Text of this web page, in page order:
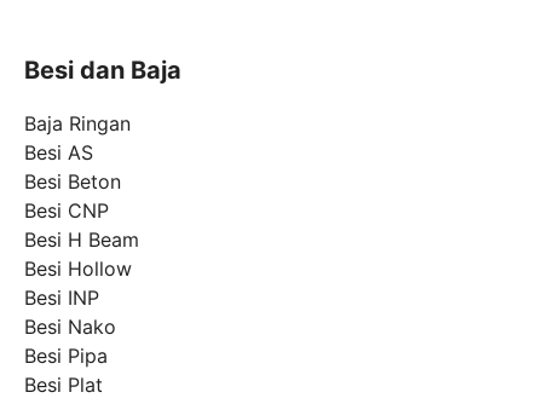
Besi dan Baja
Baja Ringan
Besi AS
Besi Beton
Besi CNP
Besi H Beam
Besi Hollow
Besi INP
Besi Nako
Besi Pipa
Besi Plat